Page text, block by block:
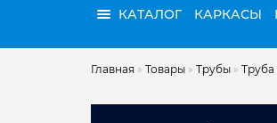
КАТАЛОГ КАРКАСЫ
Главная » Товары » Трубы » Труба